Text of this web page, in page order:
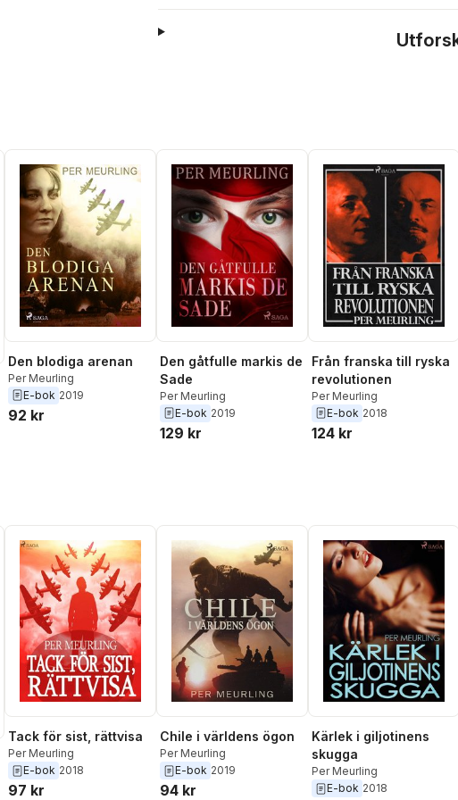
Den blodiga arenan
Per Meurling
E-bok 2019
92 kr
Den gåtfulle markis de
Sade
Per Meurling
E-bok 2019
129 kr
Från franska till ryska
revolutionen
Per Meurling
E-bok 2018
124 kr
Tack för sist, rättvisa
Per Meurling
E-bok 2018
97 kr
Chile i världens ögon
Per Meurling
E-bok 2019
94 kr
Kärlek i giljotinens
skugga
Per Meurling
E-bok 2018